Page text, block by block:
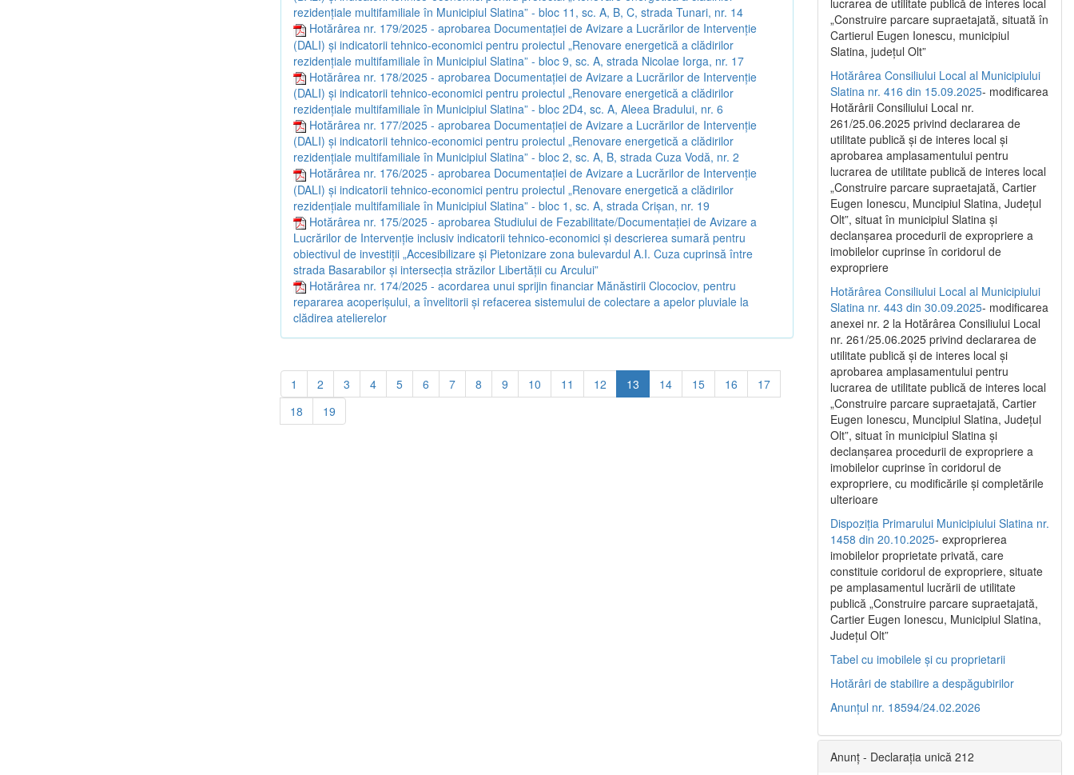
rezidențiale multifamiliale în Municipiul Slatina” - bloc 11, sc. A, B, C, strada Tunari, nr. 14
Hotărârea nr. 179/2025 - aprobarea Documentației de Avizare a Lucrărilor de Intervenție
(DALI) și indicatorii tehnico-economici pentru proiectul „Renovare energetică a clădirilor
rezidențiale multifamiliale în Municipiul Slatina” - bloc 9, sc. A, strada Nicolae Iorga, nr. 17
Hotărârea nr. 178/2025 - aprobarea Documentației de Avizare a Lucrărilor de Intervenție
(DALI) și indicatorii tehnico-economici pentru proiectul „Renovare energetică a clădirilor
rezidențiale multifamiliale în Municipiul Slatina” - bloc 2D4, sc. A, Aleea Bradului, nr. 6
Hotărârea nr. 177/2025 - aprobarea Documentației de Avizare a Lucrărilor de Intervenție
(DALI) și indicatorii tehnico-economici pentru proiectul „Renovare energetică a clădirilor
rezidențiale multifamiliale în Municipiul Slatina” - bloc 2, sc. A, B, strada Cuza Vodă, nr. 2
Hotărârea nr. 176/2025 - aprobarea Documentației de Avizare a Lucrărilor de Intervenție
(DALI) și indicatorii tehnico-economici pentru proiectul „Renovare energetică a clădirilor
rezidențiale multifamiliale în Municipiul Slatina” - bloc 1, sc. A, strada Crișan, nr. 19
Hotărârea nr. 175/2025 - aprobarea Studiului de Fezabilitate/Documentației de Avizare a
Lucrărilor de Intervenție inclusiv indicatorii tehnico-economici și descrierea sumară pentru
obiectivul de investiții „Accesibilizare și Pietonizare zona bulevardul A.I. Cuza cuprinsă între
strada Basarabilor și intersecția străzilor Libertății cu Arcului”
Hotărârea nr. 174/2025 - acordarea unui sprijin financiar Mănăstirii Clocociov, pentru
repararea acoperișului, a învelitorii și refacerea sistemului de colectare a apelor pluviale la
clădirea atelierelor
1 2 3 4 5 6 7 8 9 10 11 12 13 14 15 16
17
18
19
lucrarea de utilitate publică de interes local
„Construire parcare supraetajată, situată în
Cartierul Eugen Ionescu, municipiul
Slatina, județul Olt”
Hotărârea Consiliului Local al Municipiului
Slatina nr. 416 din 15.09.2025- modificarea
Hotărârii Consiliului Local nr.
261/25.06.2025 privind declararea de
utilitate publică și de interes local și
aprobarea amplasamentului pentru
lucrarea de utilitate publică de interes local
„Construire parcare supraetajată, Cartier
Eugen Ionescu, Muncipiul Slatina, Județul
Olt”, situat în municipiul Slatina și
declanșarea procedurii de expropriere a
imobilelor cuprinse în coridorul de
expropriere
Hotărârea Consiliului Local al Municipiului
Slatina nr. 443 din 30.09.2025- modificarea
anexei nr. 2 la Hotărârea Consiliului Local
nr. 261/25.06.2025 privind declararea de
utilitate publică şi de interes local şi
aprobarea amplasamentului pentru
lucrarea de utilitate publică de interes local
„Construire parcare supraetajată, Cartier
Eugen Ionescu, Muncipiul Slatina, Judeţul
Olt”, situat în municipiul Slatina şi
declanşarea procedurii de expropriere a
imobilelor cuprinse în coridorul de
expropriere, cu modificările şi completările
ulterioare
Dispoziția Primarului Municipiului Slatina nr.
1458 din 20.10.2025- exproprierea
imobilelor proprietate privată, care
constituie coridorul de expropriere, situate
pe amplasamentul lucrării de utilitate
publică „Construire parcare supraetajată,
Cartier Eugen Ionescu, Municipiul Slatina,
Județul Olt”
Tabel cu imobilele și cu proprietarii
Hotărâri de stabilire a despăgubirilor
Anunțul nr. 18594/24.02.2026
Anunț - Declarația unică 212